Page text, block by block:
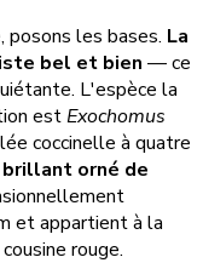
les bases. La
bel et bien — ce
L'espèce la
estExochomus
coccinelle à quatre
orné de
et appartient à la
rouge.